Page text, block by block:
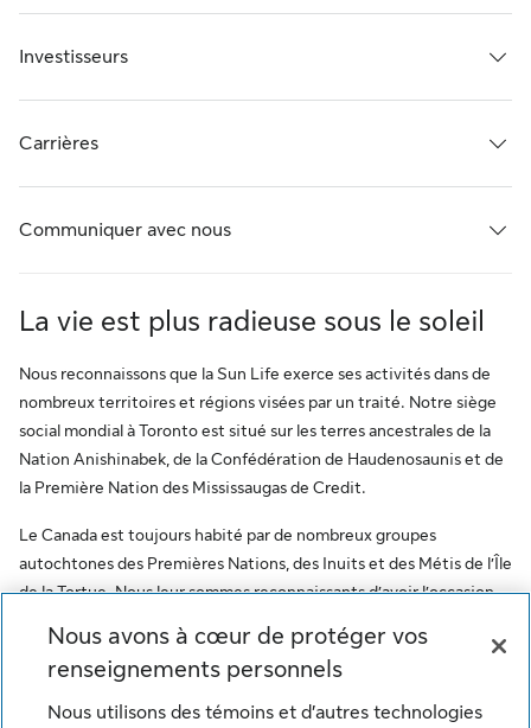
Investisseurs
Carrières
Communiquer avec nous
La vie est plus radieuse sous le soleil
Nous reconnaissons que la Sun Life exerce ses activités dans de
nombreux territoires et régions visées par un traité. Notre siège
social mondial à Toronto est situé sur les terres ancestrales de la
Nation Anishinabek, de la Confédération de Haudenosaunis et de
la Première Nation des Mississaugas de Credit.
Le Canada est toujours habité par de nombreux groupes
autochtones des Premières Nations, des Inuits et des Métis de l’Île
de la Tortue. Nous leur sommes reconnaissants d’avoir l’occasion
respect des premiers habitants et à reconnaître l’oppression des
peuples autochtones. De plus, il reflète l’engagement de la Sun
Life à l’égard des communautés autochtones et de ses employés
Nous avons à cœur de protéger vos
renseignements personnels
Nous utilisons des témoins et d’autres technologies